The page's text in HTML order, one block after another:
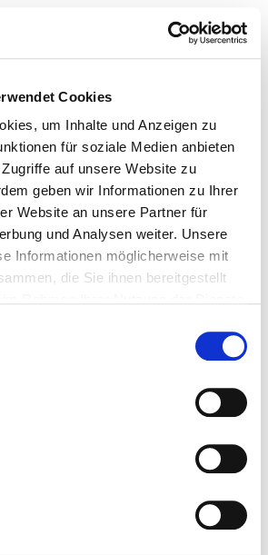
Cookies
um Inhalte und Anzeigen zu
für soziale Medien anbieten
auf unsere Website zu
geben wir Informationen zu Ihrer
Website an unsere Partner für
und Analysen weiter. Unsere
Informationen möglicherweise mit
die Sie ihnen bereitgestellt